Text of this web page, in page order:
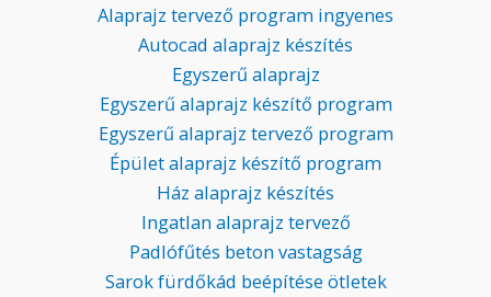
Alaprajz tervező program ingyenes
Autocad alaprajz készítés
Egyszerű alaprajz
Egyszerű alaprajz készítő program
Egyszerű alaprajz tervező program
Épület alaprajz készítő program
Ház alaprajz készítés
Ingatlan alaprajz tervező
Padlófűtés beton vastagság
Sarok fürdőkád beépítése ötletek